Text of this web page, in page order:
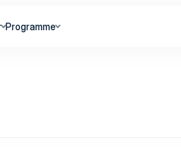
Programme